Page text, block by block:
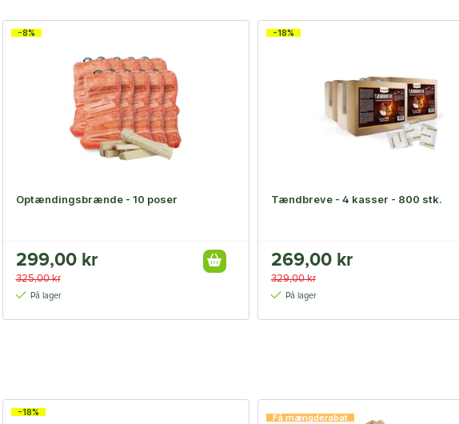
-8%
Optændingsbrænde - 10 poser
299,00 kr
325,00 kr
På lager
-18%
Tændbreve - 4 kasser - 800 stk.
269,00 kr
329,00 kr
På lager
-18%
Få mængderabat